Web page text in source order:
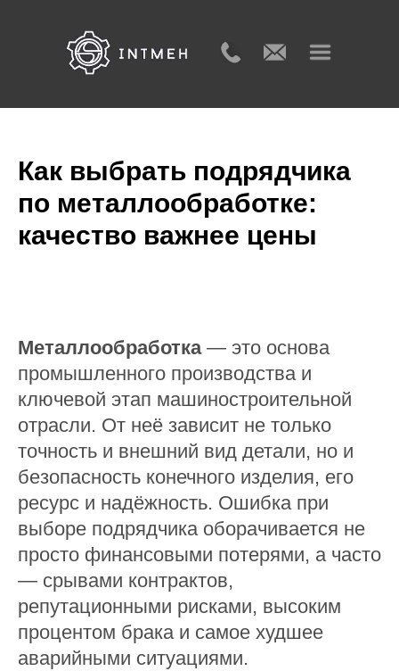
Как выбрать подрядчика
по металлообработке:
качество важнее цены
Металлообработка— это основа
промышленного производства и
ключевой этап машиностроительной
отрасли. От неё зависит не только
точность и внешний вид детали, но и
безопасность конечного изделия, его
ресурс и надёжность. Ошибка при
выборе подрядчика оборачивается не
просто финансовыми потерями, а часто
— срывами контрактов,
репутационными рисками, высоким
процентом брака и самое худшее
аварийными ситуациями.